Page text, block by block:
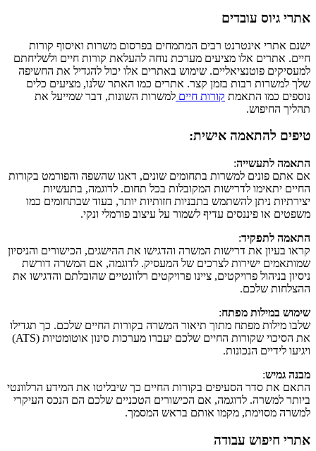
אתרי גיוס עובדים
ישנם אתרי אינטרנט רבים המתמחים בפרסום משרות ואיסוף קורות
חיים. אתרים אלו מציעים מערכת נוחה להעלאת קורות חיים ולשליחתם
למעסיקים פוטנציאליים. שימוש באתרים אלו יכול להגדיל את החשיפה
שלך למשרות רבות בזמן קצר. אתרים כמו האתר שלנו, מציעים כלים
נוספים כמו התאמת קורות חיים למשרות השונות, דבר שמייעל את
תהליך החיפוש.
טיפים להתאמה אישית:
התאמה לתעשייה:
אם אתם פונים למשרות בתחומים שונים, דאגו שהשפה והפורמט בקורות
החיים יתאימו לדרישות המקובלות בכל תחום. לדוגמה, בתעשיות
יצירתיות ניתן להשתמש בתבניות חזותיות יותר, בעוד שבתחומים כמו
משפטים או פיננסים עדיף לשמור על עיצוב פורמלי ונקי.
התאמה לתפקיד:
קראו בעיון את דרישות המשרה והדגישו את ההישגים, הכישורים והניסיון
שמותאמים ישירות לצרכים של המעסיק. לדוגמה, אם המשרה דורשת
ניסיון בניהול פרויקטים, ציינו פרויקטים רלוונטיים שהובלתם והדגישו את
ההצלחות שלכם.
שימוש במילות מפתח:
שלבו מילות מפתח מתוך תיאור המשרה בקורות החיים שלכם. כך תגדילו
את הסיכוי שקורות החיים שלכם יעברו מערכות סינון אוטומטיות (ATS)
ויגיעו לידיים הנכונות.
מבנה גמיש:
התאם את סדר הסעיפים בקורות החיים כך שיבליטו את המידע הרלוונטי
ביותר למשרה. לדוגמה, אם הכישורים הטכניים שלכם הם הנכס העיקרי
למשרה מסוימת, מקמו אותם בראש המסמך.
אתרי חיפוש עבודה